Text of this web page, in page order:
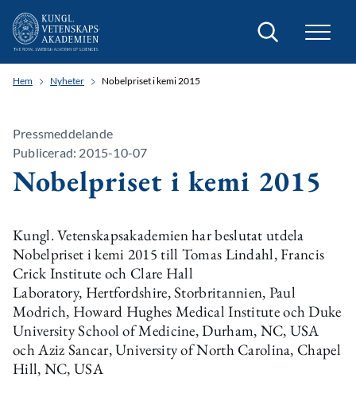
Sök
Hem Nyheter Nobelpriset i kemi 2015
Pressmeddelande
Publicerad: 2015-10-07
Nobelpriset i kemi 2015
Kungl. Vetenskapsakademien har beslutat utdela
Nobelpriset i kemi 2015 till Tomas Lindahl, Francis
Crick Institute och Clare Hall
Laboratory, Hertfordshire, Storbritannien, Paul
Modrich, Howard Hughes Medical Institute och Duke
University School of Medicine, Durham, NC, USA
och Aziz Sancar, University of North Carolina, Chapel
Hill, NC, USA